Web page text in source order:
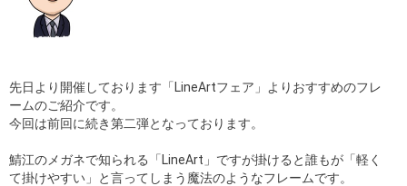
先日より開催しております「LineArtフェア」よりおすすめのフレ
ームのご紹介です。
今回は前回に続き第二弾となっております。
鯖江のメガネで知られる「LineArt」ですが掛けると誰もが「軽く
て掛けやすい」と言ってしまう魔法のようなフレームです。